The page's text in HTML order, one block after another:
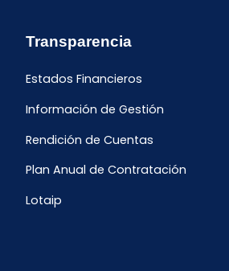
Transparencia
Estados Financieros
Información de Gestión
Rendición de Cuentas
Plan Anual de Contratación
Lotaip